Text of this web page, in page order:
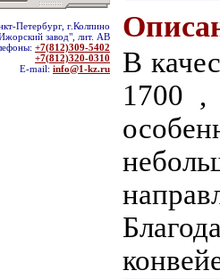
Петербург, г.Колпино
завод", лит. АВ
+7(812)309-5402
+7(812)320-0310
E-mail: info@1-kz.ru
В
1700 ,